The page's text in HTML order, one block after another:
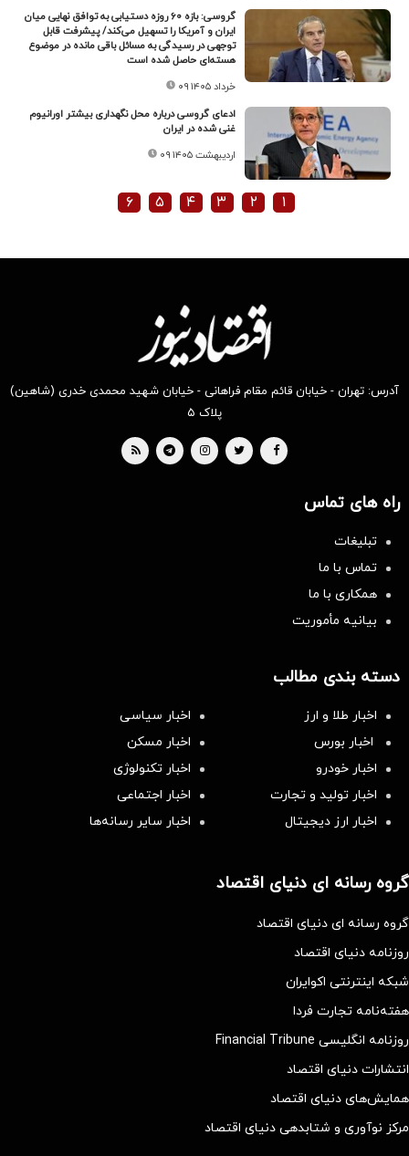
گروسی: بازه ۶۰ روزه دستیابی به توافق نهایی میان
ایران و آمریکا را تسهیل می‌کند/ پیشرفت قابل
توجهی در رسیدگی به مسائل باقی مانده در موضوع
هسته‌ای حاصل شده است
۰۹ خرداد ۱۴۰۵
ادعای گروسی درباره محل نگهداری بیشتر اورانیوم
غنی شده در ایران
۰۹ اردیبهشت ۱۴۰۵
۱ ۲ ۳ ۴ ۵ ۶
آدرس: تهران - خیابان قائم مقام فراهانی - خیابان شهید محمدی خدری (شاهین)
پلاک ۵
راه های تماس
تبلیغات
تماس با ما
همکاری با ما
بیانیه مأموریت
دسته بندی مطالب
اخبار طلا و ارز
اخبار سیاسی
اخبار بورس
اخبار مسکن
اخبار خودرو
اخبار تکنولوژی
اخبار تولید و تجارت
اخبار اجتماعی
اخبار ارز دیجیتال
اخبار سایر رسانه‌‌ها
گروه رسانه ای دنیای اقتصاد
گروه رسانه ای دنیای اقتصاد
روزنامه دنیای اقتصاد
شبکه اینترنتی اکوایران
هفته‌نامه تجارت فردا
روزنامه انگلیسی Financial Tribune
انتشارات دنیای اقتصاد
همایش‌های دنیای اقتصاد
مرکز نوآوری و شتابدهی دنیای اقتصاد